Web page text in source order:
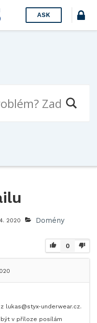
ASK
2020 Domény
0
lukas@styx-underwear.cz.
v příloze posílám